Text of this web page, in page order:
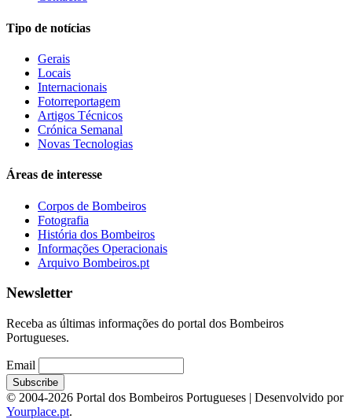
Tipo de notícias
Gerais
Locais
Internacionais
Fotorreportagem
Artigos Técnicos
Crónica Semanal
Novas Tecnologias
Áreas de interesse
Corpos de Bombeiros
Fotografia
História dos Bombeiros
Informações Operacionais
Arquivo Bombeiros.pt
Newsletter
Receba as últimas informações do portal dos Bombeiros
Portugueses.
Email
© 2004-2026 Portal dos Bombeiros Portugueses | Desenvolvido por
Yourplace.pt.